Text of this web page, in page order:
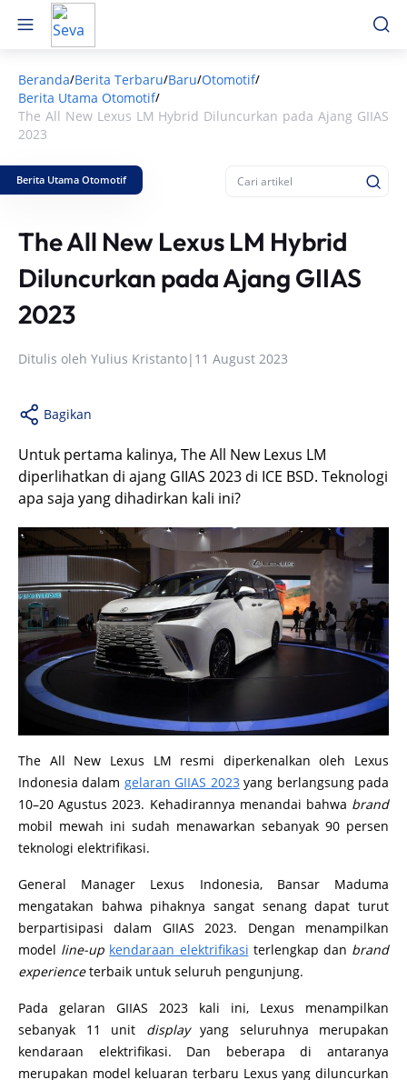
Beranda/Berita Terbaru/Baru/Otomotif/
Berita Utama Otomotif/
The All New Lexus LM Hybrid Diluncurkan pada Ajang GIIAS
2023
Berita Utama Otomotif
The All New Lexus LM Hybrid
Diluncurkan pada Ajang GIIAS
2023
Ditulis oleh Yulius Kristanto| 11 August 2023
Bagikan
Untuk pertama kalinya, The All New Lexus LM
diperlihatkan di ajang GIIAS 2023 di ICE BSD. Teknologi
apa saja yang dihadirkan kali ini?
The All New Lexus LM resmi diperkenalkan oleh Lexus
Indonesia dalam gelaran GIIAS 2023yang berlangsung pada
10–20 Agustus 2023. Kehadirannya menandai bahwa brand
mobil mewah ini sudah menawarkan sebanyak 90 persen
teknologi elektrifikasi.
General Manager Lexus Indonesia, Bansar Maduma
mengatakan bahwa pihaknya sangat senang dapat turut
berpartisipasi dalam GIIAS 2023. Dengan menampilkan
model line-up kendaraan elektrifikasi terlengkap dan brand
experienceterbaik untuk seluruh pengunjung.
Pada gelaran GIIAS 2023 kali ini, Lexus menampilkan
sebanyak 11 unit display yang seluruhnya merupakan
kendaraan elektrifikasi. Dan beberapa di antaranya
merupakan model keluaran terbaru Lexus yang diluncurkan